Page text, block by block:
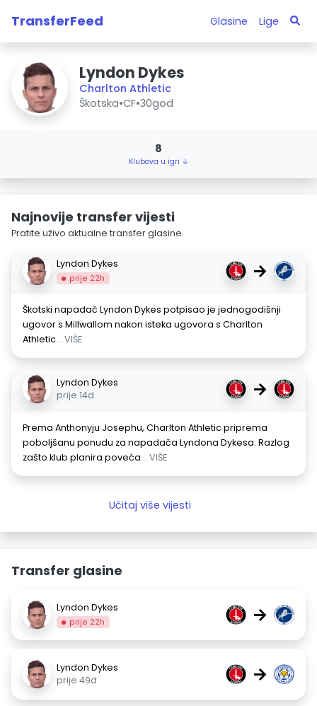
TransferFeed Glasine Lige
Lyndon Dykes
Charlton Athletic
Škotska•CF•30god
8
Klubova u igri ↓
Najnovije transfer vijesti
Pratite uživo aktualne transfer glasine.
Lyndon Dykes
prije 22h →
Škotski napadač Lyndon Dykes potpisao je jednogodišnji
ugovor s Millwallom nakon isteka ugovora s Charlton
Athletic... VIŠE
Lyndon Dykes
prije 14d
→
Prema Anthonyju Josephu, Charlton Athletic priprema
poboljšanu ponudu za napadača Lyndona Dykesa. Razlog
zašto klub planira poveća... VIŠE
Učitaj više vijesti
Transfer glasine
Lyndon Dykes
prije 22h →
Lyndon Dykes
prije 49d
→